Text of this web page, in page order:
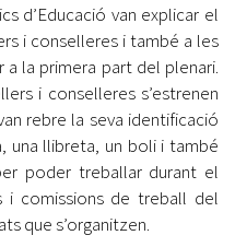
d’Educació van explicar el
i conselleres i també a les
a la primera part del plenari.
i conselleres s’estrenen
rebre la seva identificació
una llibreta, un boli i també
poder treballar durant el
i comissions de treball del
que s’organitzen.